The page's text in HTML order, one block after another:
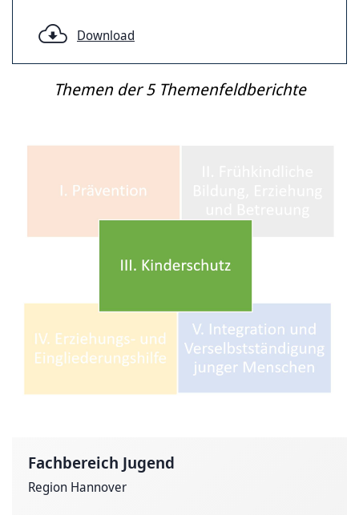
Download
Themen der 5 Themenfeldberichte
Fachbereich Jugend
Region Hannover